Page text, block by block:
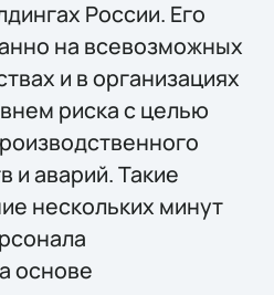
России. Его
на всевозможных
и в организациях
риска с целью
и аварий. Такие
нескольких минут
основе